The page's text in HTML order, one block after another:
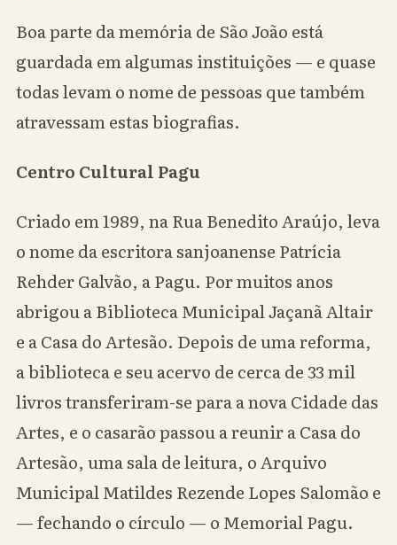
Boa parte da memória de São João está
guardada em algumas instituições — e quase
todas levam o nome de pessoas que também
atravessam estas biografias.
Centro Cultural Pagu
Criado em 1989, na Rua Benedito Araújo, leva
o nome da escritora sanjoanense Patrícia
Rehder Galvão, a Pagu. Por muitos anos
abrigou a Biblioteca Municipal Jaçanã Altair
e a Casa do Artesão. Depois de uma reforma,
a biblioteca e seu acervo de cerca de 33 mil
livros transferiram-se para a nova Cidade das
Artes, e o casarão passou a reunir a Casa do
Artesão, uma sala de leitura, o Arquivo
Municipal Matildes Rezende Lopes Salomão e
— fechando o círculo — o Memorial Pagu.